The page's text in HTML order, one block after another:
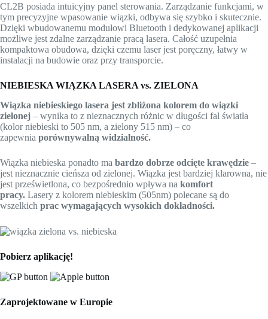
CL2B posiada intuicyjny panel sterowania. Zarządzanie funkcjami, w
tym precyzyjne wpasowanie wiązki, odbywa się szybko i skutecznie.
Dzięki wbudowanemu modułowi Bluetooth i dedykowanej aplikacji
możliwe jest zdalne zarządzanie pracą lasera. Całość uzupełnia
kompaktowa obudowa, dzięki czemu laser jest poręczny, łatwy w
instalacji na budowie oraz przy transporcie.
NIEBIESKA WIĄZKA LASERA vs. ZIELONA
Wiązka niebieskiego lasera jest zbliżona kolorem do wiązki
zielonej – wynika to z nieznacznych różnic w długości fal światła
(kolor niebieski to 505 nm, a zielony 515 nm) – co
zapewnia porównywalną widzialność.
Wiązka niebieska ponadto ma bardzo dobrze odcięte krawędzie –
jest nieznacznie cieńsza od zielonej. Wiązka jest bardziej klarowna, nie
jest prześwietlona, co bezpośrednio wpływa na komfort
pracy. Lasery z kolorem niebieskim (505nm) polecane są do
wszelkich prac wymagających wysokich dokładności.
Pobierz aplikację!
Zaprojektowane w Europie